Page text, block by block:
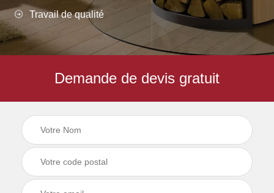
Travail de qualité
Demande de devis gratuit